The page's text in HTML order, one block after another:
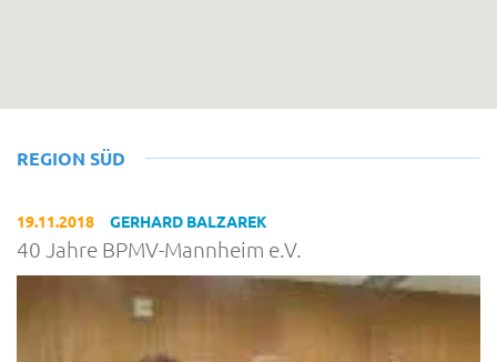
REGION SÜD
19.11.2018 GERHARD BALZAREK
40 Jahre BPMV-Mannheim e.V.